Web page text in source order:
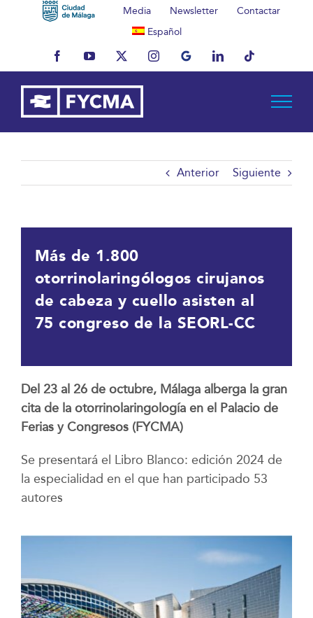
Media Newsletter
Contactar
Español
FacebookYouTubeX InstagramMyBusinessLinkedInTiktok
Anterior Siguiente
Más de 1.800
otorrinolaringólogos cirujanos
de cabeza y cuello asisten al
75 congreso de la SEORL-CC
Del 23 al 26 de octubre, Málaga alberga la gran
cita de la otorrinolaringología en el Palacio de
Ferias y Congresos (FYCMA)
Se presentará el Libro Blanco: edición 2024 de
la especialidad en el que han participado 53
autores